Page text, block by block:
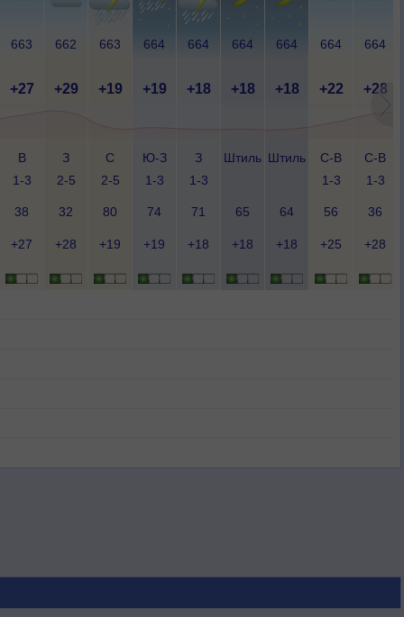
663 662 663 664 664 664 664 664 664
+27 +29 +19 +19 +18 +18 +18 +22 +28
В
1-3
З
2-5
С
2-5
Ю-З
1-3
З
1-3
Штиль Штиль
С-В
1-3
С-В
1-3
38 32 80 74 71 65 64 56 36
+27 +28 +19 +19 +18 +18 +18 +25 +28